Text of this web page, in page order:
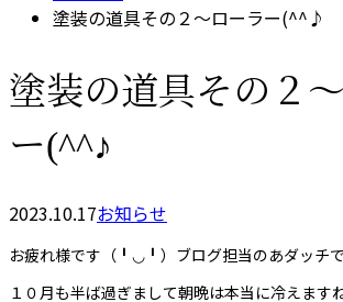
塗装の道具その２～ローラー(^^♪
塗装の道具その２
ー(^^♪
2023.10.17お知らせ
お疲れ様です（╹◡╹）ブログ担当のあダッチで
１０月も半ば過ぎまして朝晩は本当に冷えます